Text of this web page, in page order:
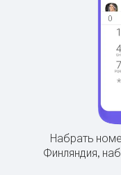
Набрать
Финляндия,